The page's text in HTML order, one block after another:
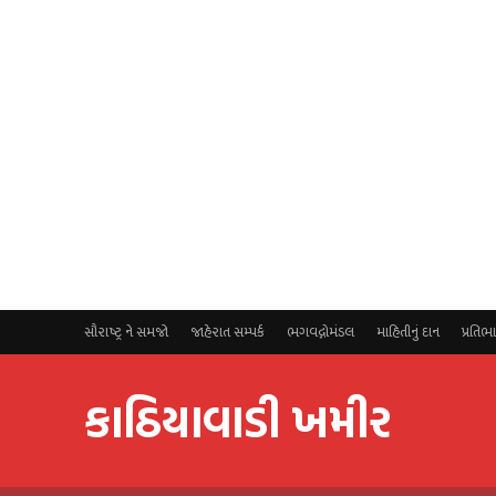
સૌરાષ્ટ્ર ને સમજો જાહેરાત સમ્પર્ક ભગવદ્ગોમંડલ માહિતીનું દાન
કાઠિયાવાડી ખમીર